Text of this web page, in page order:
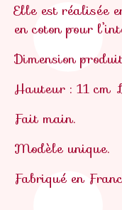
Elle est réalisée
en coton pour
Dimension
Hauteur : 11 cm
Fait main.
Modèle unique.
Fabriqué en